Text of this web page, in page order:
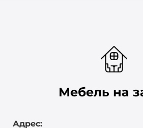
Мебель на
Адрес: